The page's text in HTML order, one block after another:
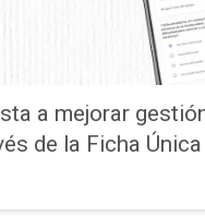
a mejorar
de la Ficha